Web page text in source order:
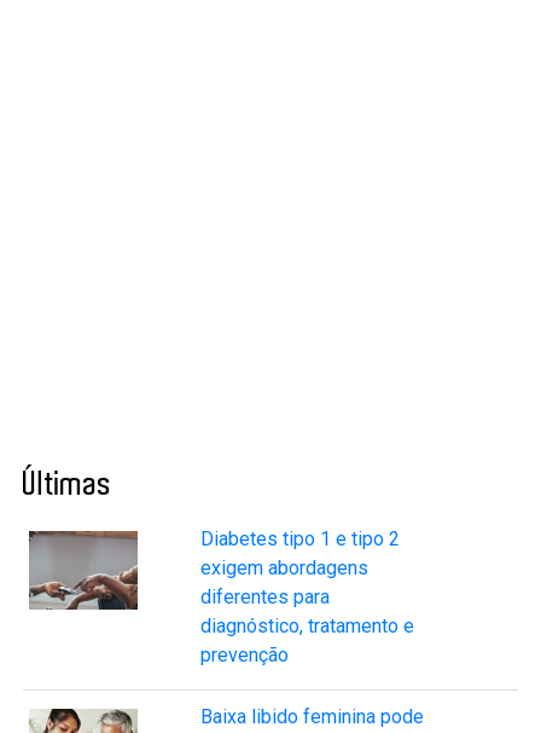
Últimas
Diabetes tipo 1 e tipo 2
exigem abordagens
diferentes para
diagnóstico, tratamento e
prevenção
Baixa libido feminina pode